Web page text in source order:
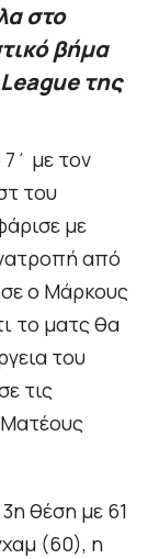
στο
βήμα
της
με τον
του
με
από
ο Μάρκους
το ματς θα
του
τις
θέση με 61
(60), η